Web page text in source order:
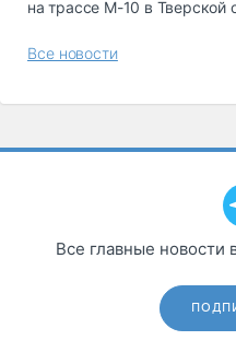
на трассе М-10 в Тверской
Все новости
Все главные новости